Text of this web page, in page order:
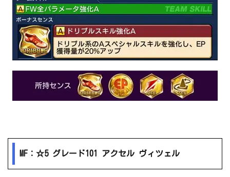
MF：☆5 グレード101 アクセル ヴィツェル